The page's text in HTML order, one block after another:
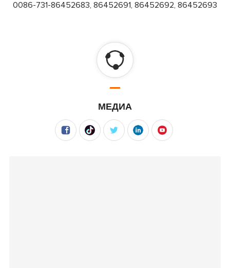
0086-731-86452683, 86452691, 86452692, 86452693
МЕДИА